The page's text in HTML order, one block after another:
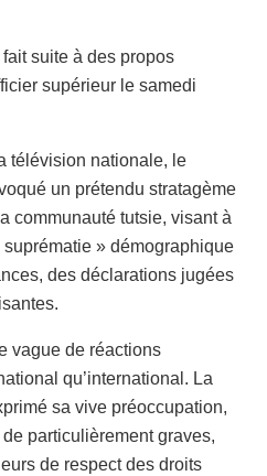
suite à des propos
supérieur le samedi
télévision nationale, le
un prétendu stratagème
communauté tutsie, visant à
» démographique
des déclarations jugées
vague de réactions
qu’international. La
sa vive préoccupation,
particulièrement graves,
de respect des droits